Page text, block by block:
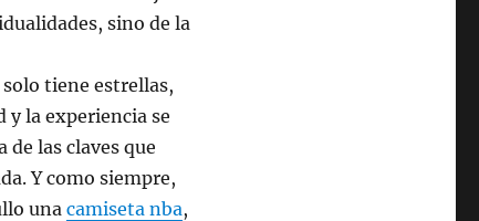
sino de la
tiene estrellas,
la experiencia se
las claves que
Y como siempre,
unacamiseta nba,